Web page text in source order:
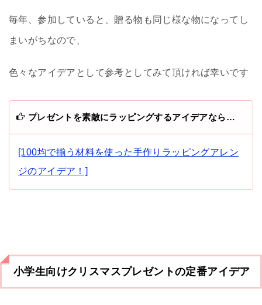
毎年、参加していると、贈る物も同じ様な物になってし
まいがちなので、
色々なアイデアとして参考としてみて頂ければ幸いです
プレゼントを素敵にラッピングするアイデアなら…
[100均で揃う材料を使った手作りラッピングアレン
ジのアイデア！]
小学生向けクリスマスプレゼントの定番アイデア